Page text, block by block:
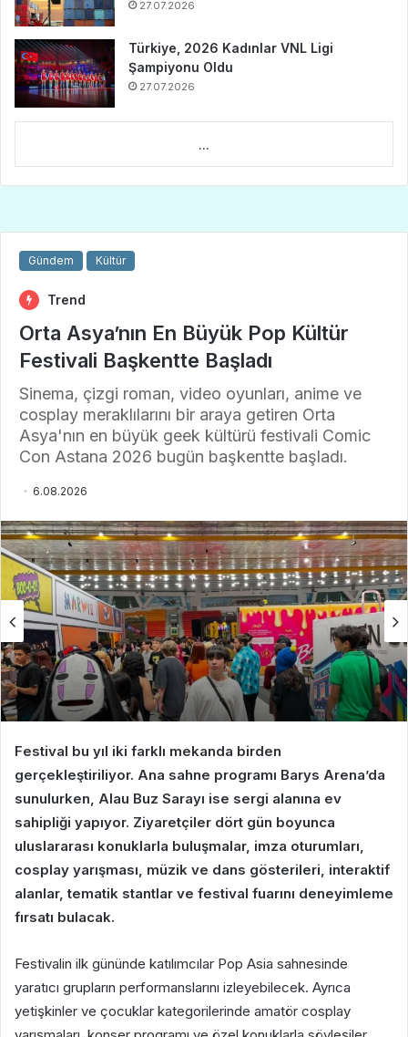
27.07.2026
Türkiye, 2026 Kadınlar VNL Ligi
Şampiyonu Oldu
27.07.2026
...